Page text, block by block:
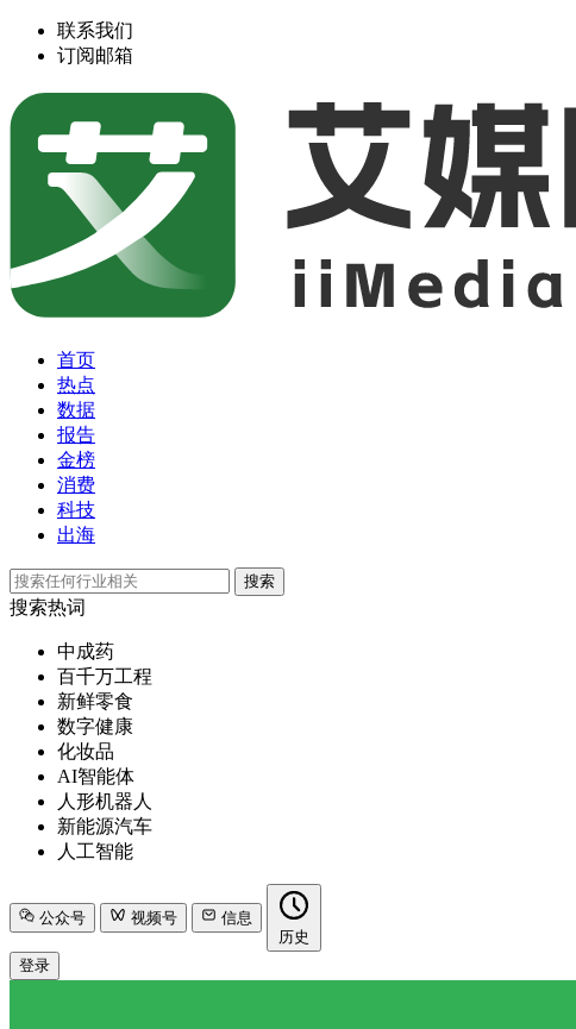
联系我们
订阅邮箱
首页
热点
数据
报告
金榜
消费
科技
出海
搜索
搜索热词
中成药
百千万工程
新鲜零食
数字健康
化妆品
AI智能体
人形机器人
新能源汽车
人工智能
公众号 视频号
信息
历史
登录